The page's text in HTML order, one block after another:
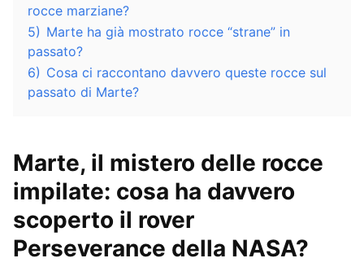
rocce marziane?
5) Marte ha già mostrato rocce “strane” in
passato?
6) Cosa ci raccontano davvero queste rocce sul
passato di Marte?
Marte, il mistero delle rocce
impilate: cosa ha davvero
scoperto il rover
Perseverance della NASA?